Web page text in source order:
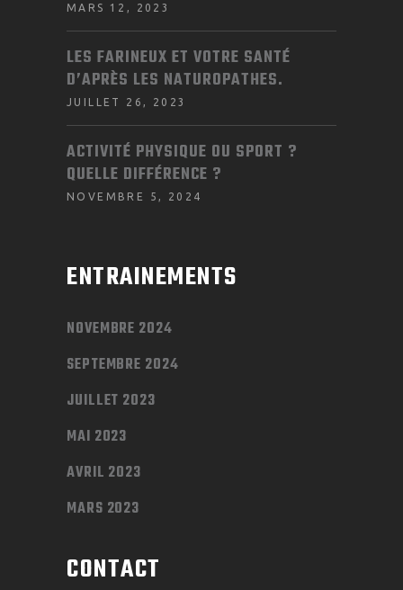
MARS 12, 2023
LES FARINEUX ET VOTRE SANTÉ
D’APRÈS LES NATUROPATHES.
JUILLET 26, 2023
ACTIVITÉ PHYSIQUE OU SPORT ?
QUELLE DIFFÉRENCE ?
NOVEMBRE 5, 2024
ENTRAINEMENTS
NOVEMBRE 2024
SEPTEMBRE 2024
JUILLET 2023
MAI 2023
AVRIL 2023
MARS 2023
CONTACT